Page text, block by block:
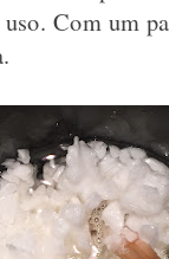
Com um